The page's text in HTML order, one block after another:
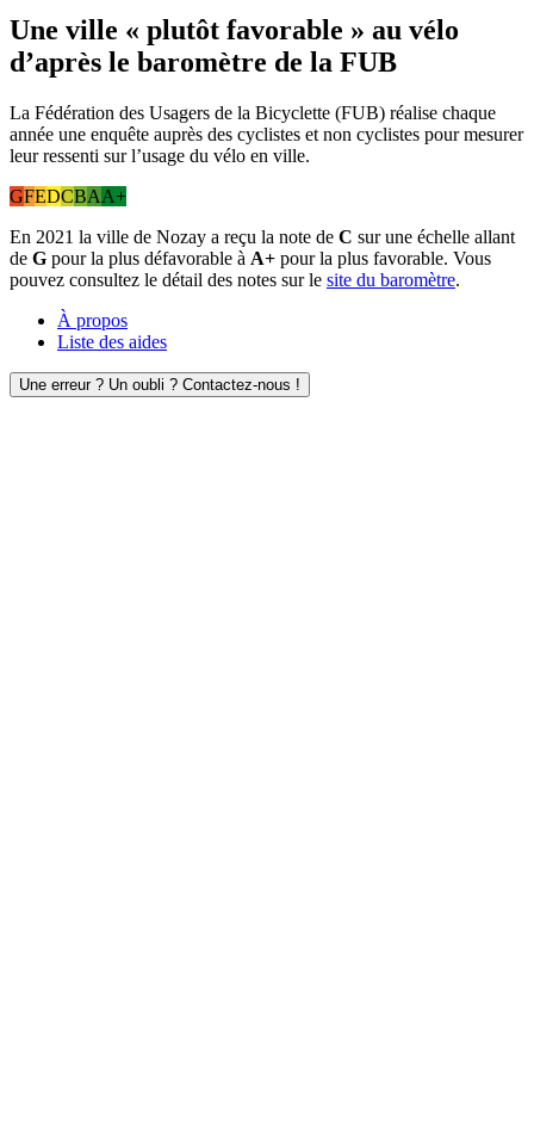
Une ville « plutôt favorable » au vélo
d’après le baromètre de la FUB
La Fédération des Usagers de la Bicyclette (FUB) réalise chaque
année une enquête auprès des cyclistes et non cyclistes pour mesurer
leur ressenti sur l’usage du vélo en ville.
GFEDCBAA+
En 2021 la ville de Nozay a reçu la note de C sur une échelle allant
de G pour la plus défavorable à A+ pour la plus favorable. Vous
pouvez consultez le détail des notes sur le site du baromètre.
À propos
Liste des aides
Une erreur ? Un oubli ? Contactez-nous !